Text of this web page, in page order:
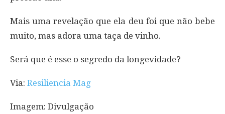
Mais uma revelação que ela deu foi que não bebe
muito, mas adora uma taça de vinho.
Será que é esse o segredo da longevidade?
Via: Resiliencia Mag
Imagem: Divulgação